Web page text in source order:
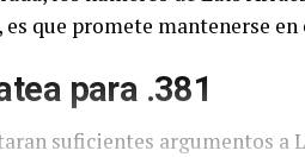
que promete mantenerse
para .381
suficientes argumentos a